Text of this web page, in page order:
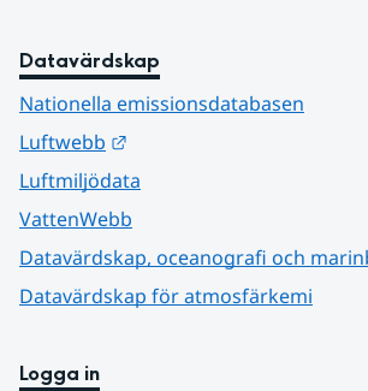
Datavärdskap
Nationella emissionsdatabasen
Luftwebb
Luftmiljödata
VattenWebb
Datavärdskap, oceanografi och
Datavärdskap för atmosfärkemi
Logga in